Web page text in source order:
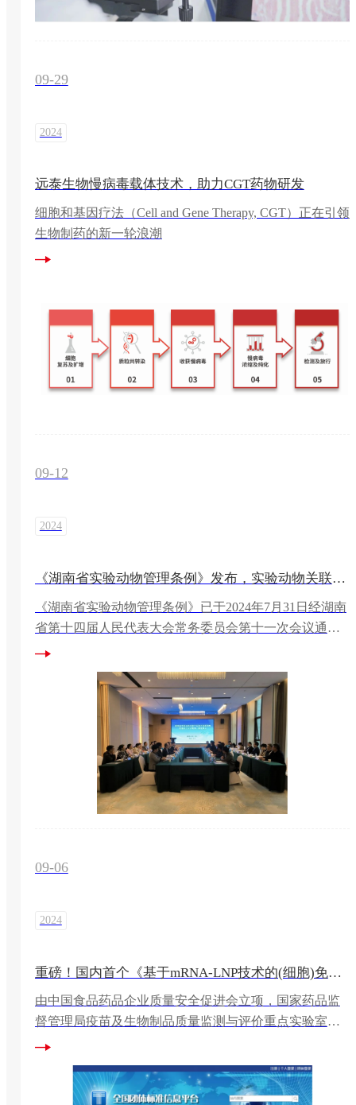
09-29
2024
远泰生物慢病毒载体技术，助力CGT药物研发
细胞和基因疗法（Cell and Gene Therapy, CGT）正在引领
生物制药的新一轮浪潮
09-12
2024
《湖南省实验动物管理条例》发布，实验动物关联产业技术创新战略联盟将发挥更大作用
《湖南省实验动物管理条例》已于2024年7月31日经湖南
省第十四届人民代表大会常务委员会第十一次会议通过
并予以公布，自2025年1月1日起施行。
09-06
2024
重磅！国内首个《基于mRNA-LNP技术的(细胞)免疫治疗产品开发指南》团体标准正式发布
由中国食品药品企业质量安全促进会立项，国家药品监
督管理局疫苗及生物制品质量监测与评价重点实验室和
湖南远泰生物技术有限公司牵头，携手全国30多家企事
业单位共同编制